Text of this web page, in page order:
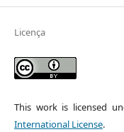
Licença
This work is licensed
International License.